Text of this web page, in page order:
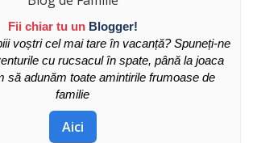
Fii chiar tu un Blogger!
voștri cel mai tare în vacanță? Spuneți-ne
cu rucsacul în spate, până la joaca
să adunăm toate amintirile frumoase de
familie
Aici